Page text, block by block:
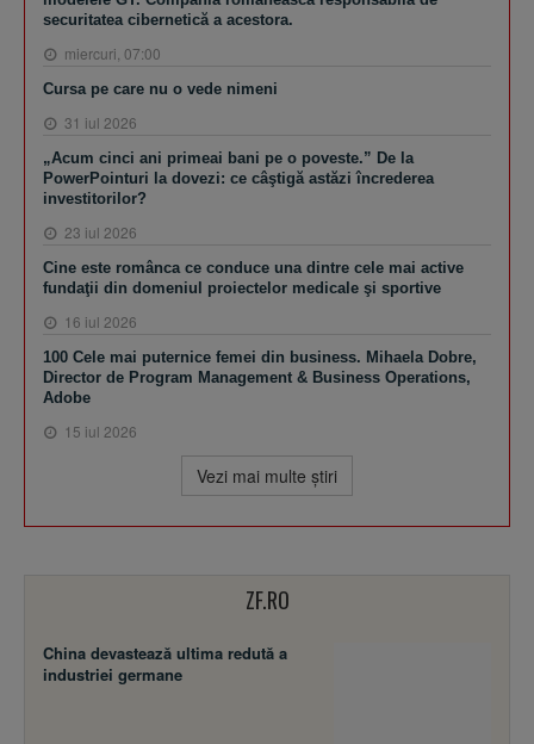
securitatea cibernetică a acestora.
miercuri, 07:00
Cursa pe care nu o vede nimeni
31 iul 2026
„Acum cinci ani primeai bani pe o poveste.” De la
PowerPointuri la dovezi: ce câştigă astăzi încrederea
investitorilor?
23 iul 2026
Cine este românca ce conduce una dintre cele mai active
fundaţii din domeniul proiectelor medicale şi sportive
16 iul 2026
100 Cele mai puternice femei din business. Mihaela Dobre,
Director de Program Management & Business Operations,
Adobe
15 iul 2026
Vezi mai multe ştiri
ZF.RO
China devastează ultima redută a
industriei germane